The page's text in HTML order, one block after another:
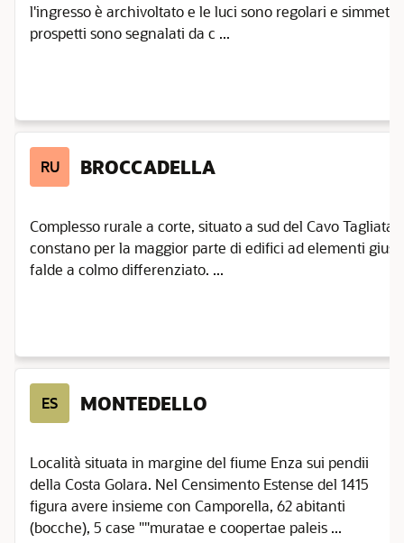
l'ingresso è archivoltato e le luci sono regolari e
prospetti sono segnalati da c ...
RU BROCCADELLA
Complesso rurale a corte, situato a sud del Cavo
constano per la maggior parte di edifici ad elementi
falde a colmo differenziato. ...
ES MONTEDELLO
Località situata in margine del fiume Enza sui pendii
della Costa Golara. Nel Censimento Estense del 1415
figura avere insieme con Camporella, 62 abitanti
(bocche), 5 case ""muratae e coopertae paleis ...